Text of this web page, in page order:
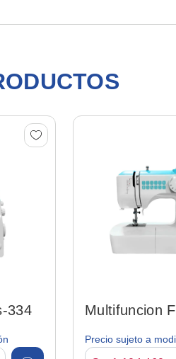
334
Multifuncion
588 Azul
Precio sujeto a